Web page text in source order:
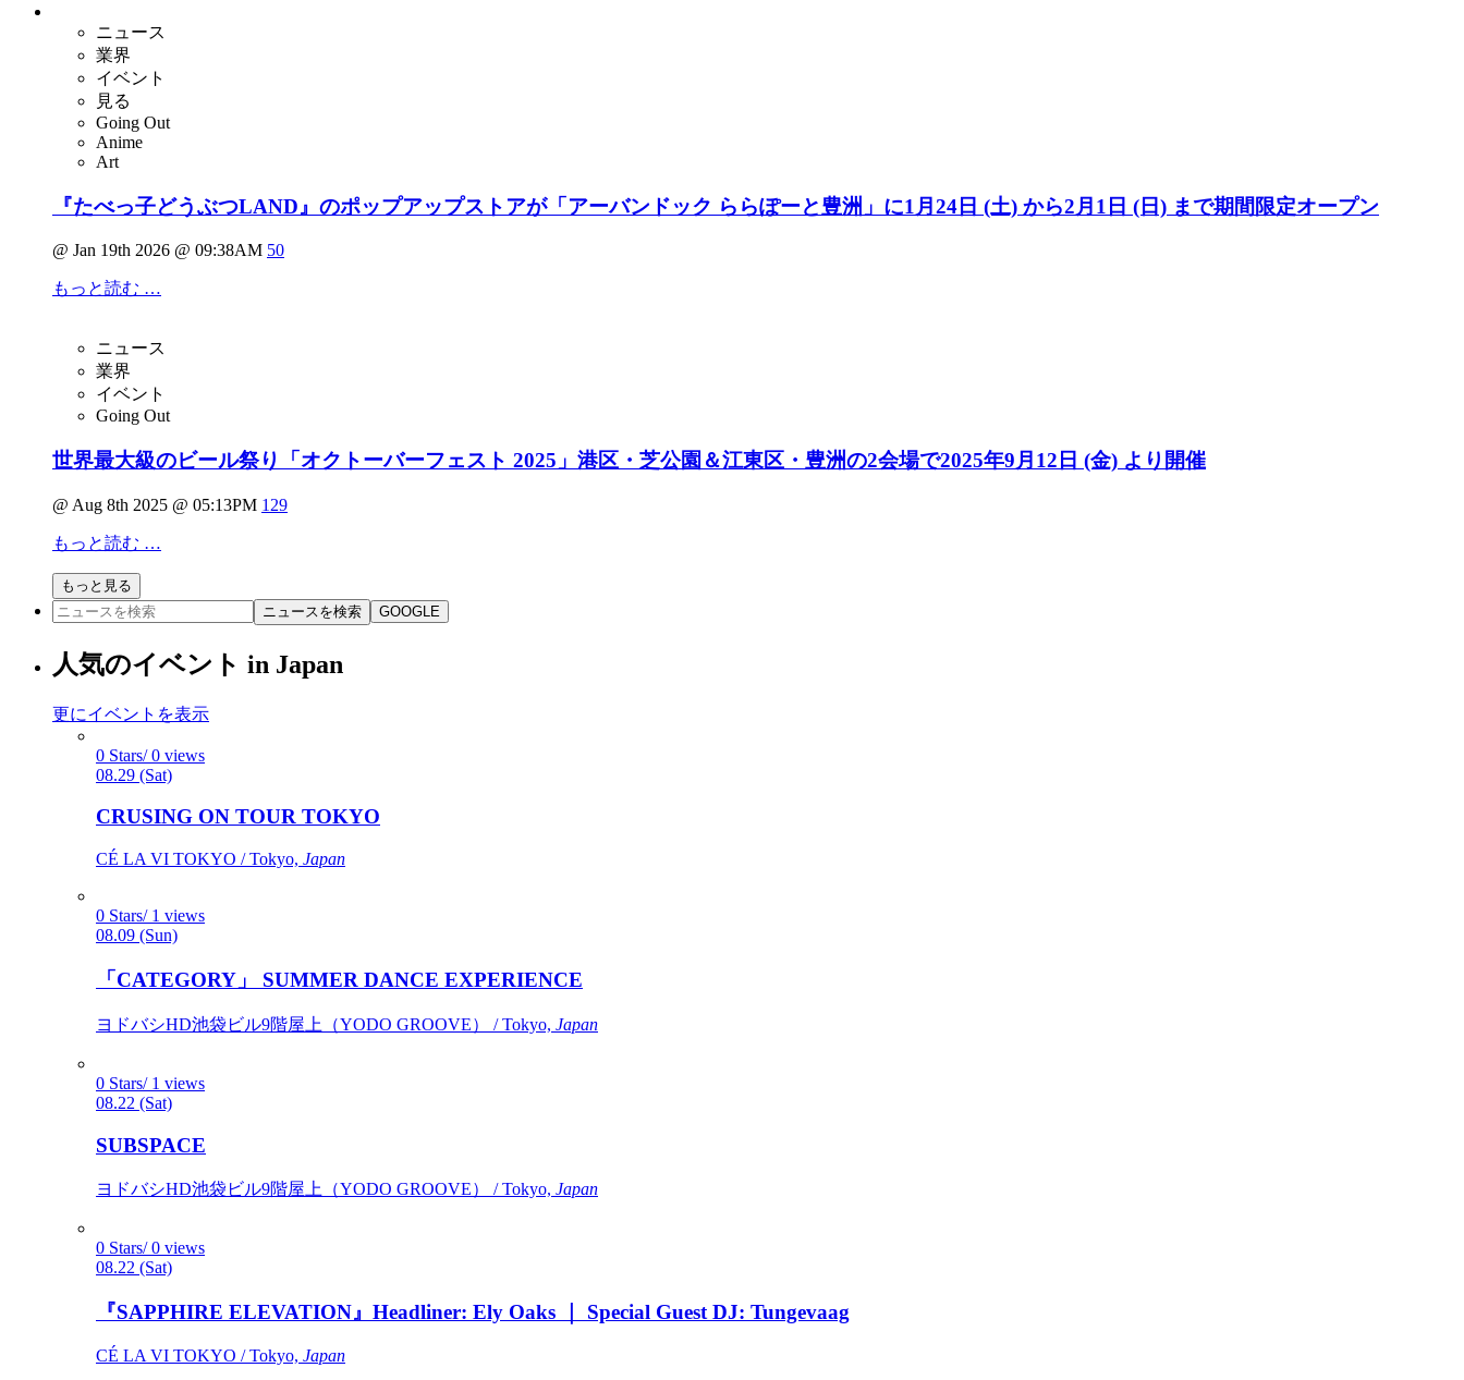
ニュース
業界
イベント
見る
Going Out
Anime
Art
『たべっ子どうぶつLAND』のポップアップストアが「アーバンドック ららぽーと豊洲」に1月24日 (土) から2月1日 (日) まで期間限定オープン
@ Jan 19th 2026 @ 09:38AM 50
もっと読む …
ニュース
業界
イベント
Going Out
世界最大級のビール祭り「オクトーバーフェスト 2025」港区・芝公園＆江東区・豊洲の2会場で2025年9月12日 (金) より開催
@ Aug 8th 2025 @ 05:13PM 129
もっと読む …
もっと見る
ニュースを検索
GOOGLE
人気のイベント in Japan
更にイベントを表示
0 Stars/ 0 views
08.29 (Sat)
CRUSING ON TOUR TOKYO
CÉ LA VI TOKYO / Tokyo, Japan
0 Stars/ 1 views
08.09 (Sun)
「CATEGORY」 SUMMER DANCE EXPERIENCE
ヨドバシHD池袋ビル9階屋上（YODO GROOVE） / Tokyo, Japan
0 Stars/ 1 views
08.22 (Sat)
SUBSPACE
ヨドバシHD池袋ビル9階屋上（YODO GROOVE） / Tokyo, Japan
0 Stars/ 0 views
08.22 (Sat)
『SAPPHIRE ELEVATION』Headliner: Ely Oaks ｜ Special Guest DJ: Tungevaag
CÉ LA VI TOKYO / Tokyo, Japan